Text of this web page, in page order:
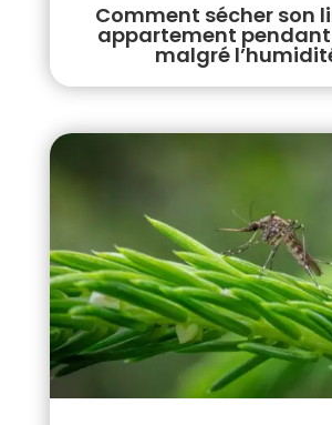
Comment sécher son
appartement pendant
malgré